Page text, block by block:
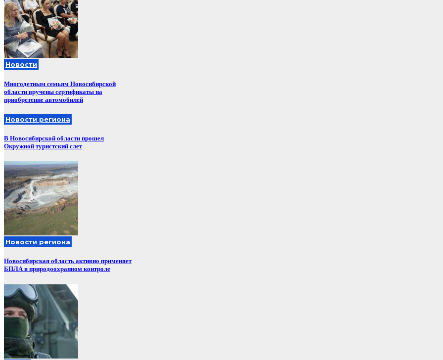
Новости
Многодетным семьям Новосибирской
области вручены сертификаты на
приобретение автомобилей
Новости региона
В Новосибирской области прошел
Окружной туристский слет
Новости региона
Новосибирская область активно применяет
БПЛА в природоохранном контроле